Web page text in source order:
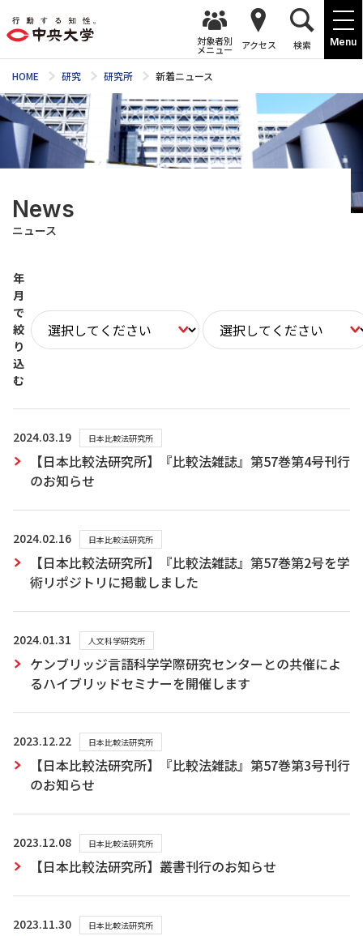
Menu
対象者別
メニュー アクセス 検索
HOME 研究 研究所 新着ニュース
News
ニュース
年
月
で
絞
り
込
む
2024.03.19 日本比較法研究所
【日本比較法研究所】『比較法雑誌』第57巻第4号刊行
のお知らせ
2024.02.16 日本比較法研究所
【日本比較法研究所】『比較法雑誌』第57巻第2号を学
術リポジトリに掲載しました
2024.01.31 人文科学研究所
ケンブリッジ言語科学学際研究センターとの共催によ
るハイブリッドセミナーを開催します
2023.12.22 日本比較法研究所
【日本比較法研究所】『比較法雑誌』第57巻第3号刊行
のお知らせ
2023.12.08 日本比較法研究所
【日本比較法研究所】叢書刊行のお知らせ
2023.11.30 日本比較法研究所